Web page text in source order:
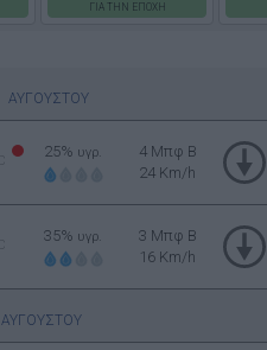
ΓΙΑ ΤΗΝ ΕΠΟΧΗ
ΑΥΓΟΥΣΤΟΥ
25% υγρ.
4 Μπφ B
24 Km/h
35% υγρ.
3 Μπφ B
16 Km/h
ΑΥΓΟΥΣΤΟΥ